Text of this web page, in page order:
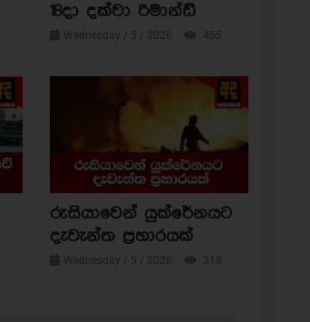
18දා දක්වා රිමාන්ඩ්
Wednesday / 5 / 2026 455
රුසියාවෙන් යුක්රේනයට
දැවැන්ත ප්‍රහාරයක්
Wednesday / 5 / 2026 318